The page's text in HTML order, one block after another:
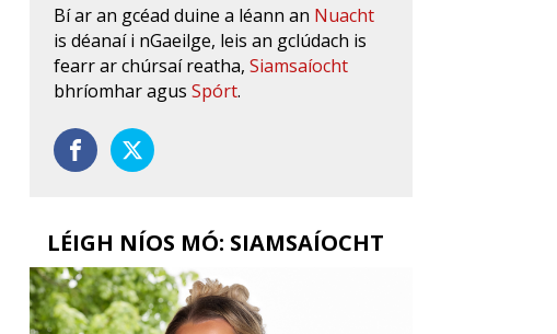
Bí ar an gcéad duine a léann an Nuacht
is déanaí i nGaeilge, leis an gclúdach is
fearr ar chúrsaí reatha,Siamsaíocht
bhríomhar agusSpórt.
LÉIGH NÍOS MÓ: SIAMSAÍOCHT